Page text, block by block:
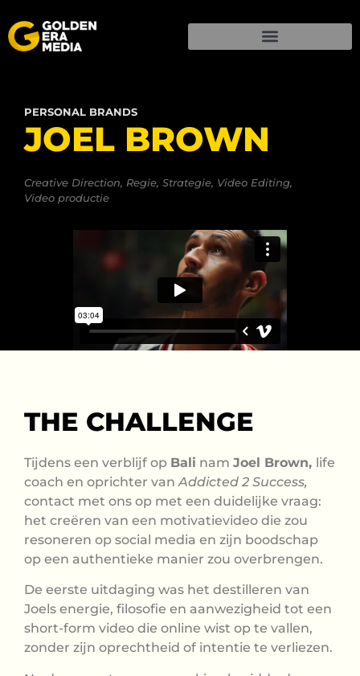
PERSONAL BRANDS
JOEL BROWN
Creative Direction, Regie, Strategie, Video Editing,
Video productie
THE CHALLENGE
Tijdens een verblijf op Bali nam Joel Brown, life
coach en oprichter vanAddicted 2 Success,
contact met ons op met een duidelijke vraag:
het creëren van een motivatievideo die zou
resoneren op social media en zijn boodschap
op een authentieke manier zou overbrengen.
De eerste uitdaging was het destilleren van
Joels energie, filosofie en aanwezigheid tot een
short-form video die online wist op te vallen,
zonder zijn oprechtheid of intentie te verliezen.